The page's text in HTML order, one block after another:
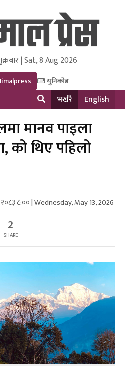
and Research Pvt Ltd.
| Sat, 8 Aug 2026
युनिकोड
भर्खरै English
मानव पाइला
को थिए पहिलो
८:०० | Wednesday, May 13, 2026
2
SHARE